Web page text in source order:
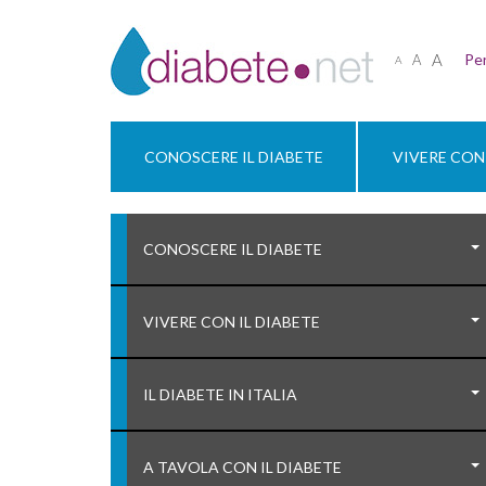
A A A
CONOSCERE IL DIABETE VIVERE
CONOSCERE IL DIABETE
VIVERE CON IL DIABETE
IL DIABETE IN ITALIA
A TAVOLA CON IL DIABETE